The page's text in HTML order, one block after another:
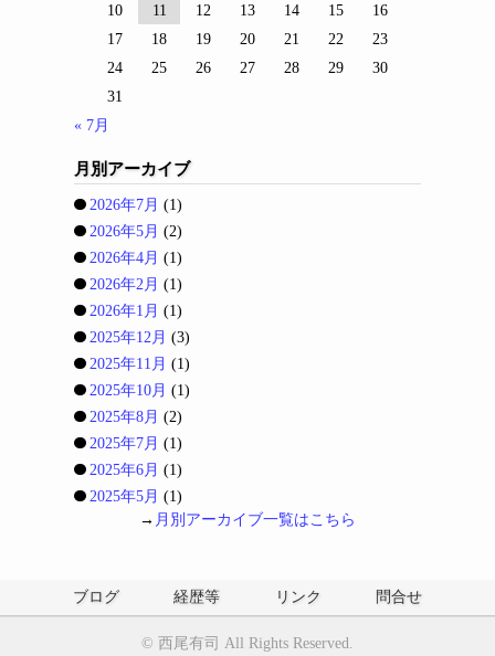
10
11 12 13 14 15
16
17
18 19 20 21 22
23
24
25 26 27 28 29
30
31
« 7月
月別アーカイブ
2026年7月 (1)
2026年5月 (2)
2026年4月 (1)
2026年2月 (1)
2026年1月 (1)
2025年12月 (3)
2025年11月 (1)
2025年10月 (1)
2025年8月 (2)
2025年7月 (1)
2025年6月 (1)
2025年5月 (1)
→ 月別アーカイブ一覧はこちら
ブログ 経歴等 リンク 問合せ
© 西尾有司 All Rights Reserved.